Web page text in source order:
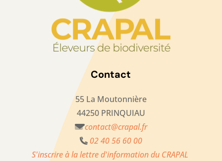
Contact
55 La Moutonnière
44250 PRINQUIAU
contact@crapal.fr
02 40 56 60 00
S'inscrire à la lettre d'information du CRAPAL